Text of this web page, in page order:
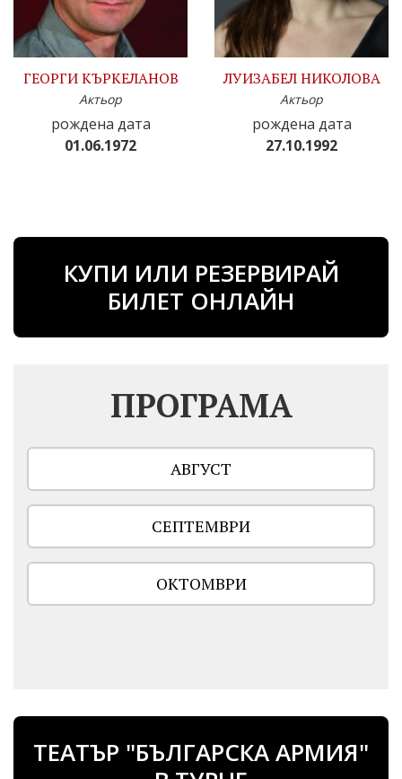
ГЕОРГИ КЪРКЕЛАНОВ
Актьор
рождена дата
01.06.1972
ЛУИЗАБЕЛ НИКОЛОВА
Актьор
рождена дата
27.10.1992
КУПИ ИЛИ РЕЗЕРВИРАЙ
БИЛЕТ ОНЛАЙН
ПРОГРАМА
АВГУСТ
СЕПТЕМВРИ
ОКТОМВРИ
ТЕАТЪР "БЪЛГАРСКА АРМИЯ"